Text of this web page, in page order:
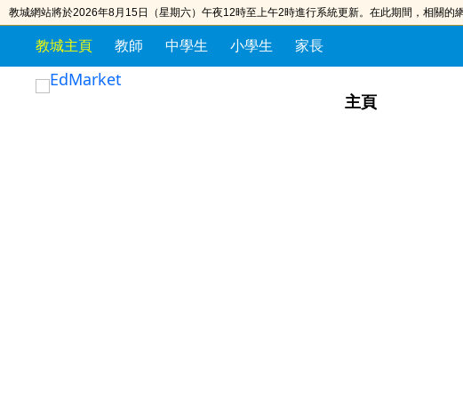
教城網站將於2026年8月15日（星期六）午夜12時至上午2時進行系統更新。在此期間，相關的
教城主頁 教師 中學生 小學生 家長
S
S
主頁